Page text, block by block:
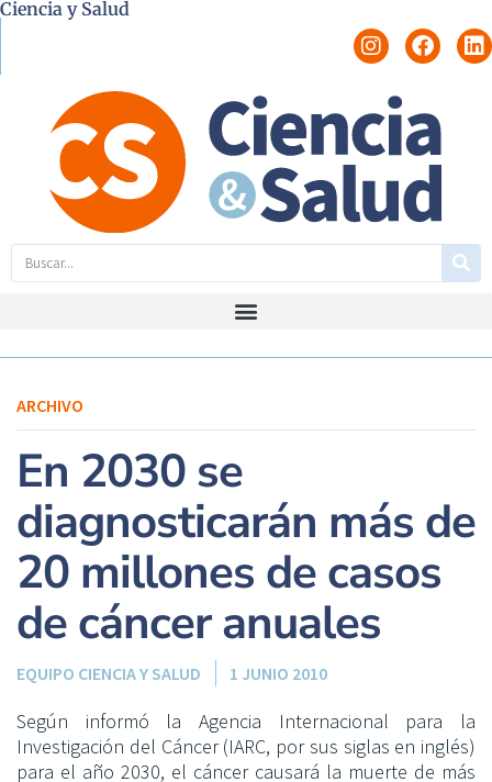
Ciencia y Salud
ARCHIVO
En 2030 se
diagnosticarán más de
20 millones de casos
de cáncer anuales
EQUIPO CIENCIA Y SALUD 1 JUNIO 2010
Según informó la Agencia Internacional para la
Investigación del Cáncer (IARC, por sus siglas en inglés)
para el año 2030, el cáncer causará la muerte de más